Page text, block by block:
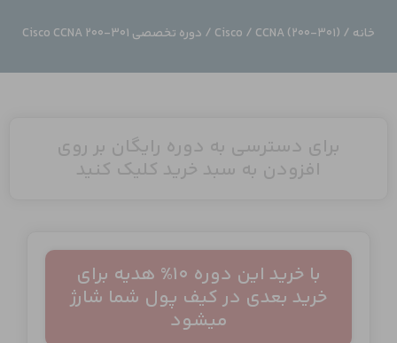
خانه /
Cisco / CCNA (200-301) / دوره تخصصی Cisco CCNA 200-301
برای دسترسی به دوره رایگان بر روی
افزودن به سبد خرید کلیک کنید
با خرید این دوره 10% هدیه برای
خرید بعدی در کیف پول شما شارژ
میشود